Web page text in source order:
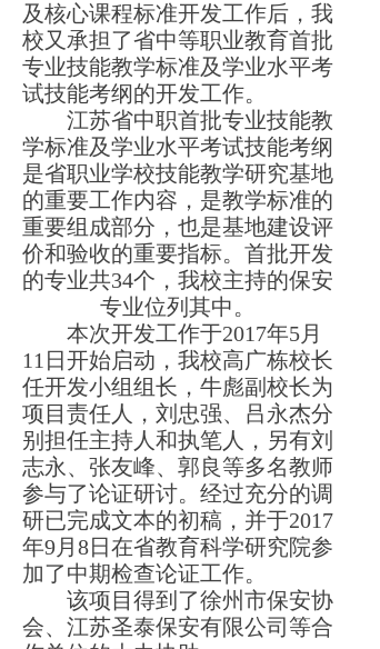
技能大赛
校园心语
德育管理
心理健康
社团活动
系部风采
安全运动部
现代服务部
信息艺术部
招生就业
招生信息
实习实训
校企合作
及核心课程标准开发工作后，我
校又承担了省中等职业教育首批
专业技能教学标准及学业水平考
试技能考纲的开发工作。
江苏省中职首批专业技能教
学标准及学业水平考试技能考纲
是省职业学校技能教学研究基地
的重要工作内容，是教学标准的
重要组成部分，也是基地建设评
价和验收的重要指标。首批开发
的专业共34个， 我校主持的保安
专业位列其中。
本次开发工作于2017年5月
11日开始启动，我校高广栋校长
任开发小组组长，牛彪副校长为
项目责任人，刘忠强、吕永杰分
别担任主持人和执笔人，另有刘
志永、张友峰、郭良等多名教师
参与了论证研讨。经过充分的调
研已完成文本的初稿，并于2017
年9月8日在省教育科学研究院参
加了中期检查论证工作。
该项目得到了徐州市保安协
会、江苏圣泰保安有限公司等合